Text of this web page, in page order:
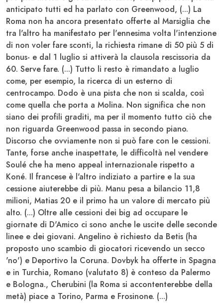
anticipato tutti ed ha parlato con Greenwood, (...) La
Roma non ha ancora presentato offerte al Marsiglia che
tra l'altro ha manifestato per l'ennesima volta l'intenzione
di non voler fare sconti, la richiesta rimane di 50 più 5 di
bonus- e dal 1 luglio si attiverà la clausola rescissoria da
60. Serve fare. (...) Tutto li resto è rimandato a luglio
come, per esempio, la ricerca di un esterno di
centrocampo. Dodo è una pista che non si scalda, così
come quella che porta a Molina. Non significa che non
siano dei profili graditi, ma per il momento tutto ciò che
non riguarda Greenwood passa in secondo piano.
Discorso che ovviamente non si può fare con le cessioni.
Tante, forse anche inaspettate, le difficoltà nel vendere
Soulé che ha meno appeal internazionale rispetto a
Koné. Il francese è l'altro indiziato a partire e la sua
cessione aiuterebbe di più. Manu pesa a bilancio 11,8
milioni, Matias 20 e il primo ha un valore di mercato più
alto. (...) Oltre alle cessioni dei big ad occupare le
giornate di D'Amico ci sono anche le uscite delle seconde
linee e dei giovani. Angelino è richiesto da Betis (ha
proposto uno scambio di giocatori ricevendo un secco
'no') e Deportivo la Coruna. Dovbyk ha offerte in Spagna
e in Turchia, Romano (valutato 8) è conteso da Palermo
e Bologna., Cherubini (la Roma si accontenterebbe della
metà) piace a Torino, Parma e Frosinone. (...)